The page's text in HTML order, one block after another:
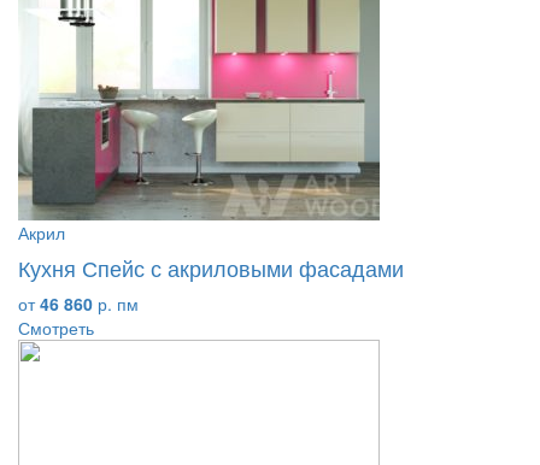
Акрил
Кухня Спейс с акриловыми фасадами
от46 860 р. пм
Смотреть